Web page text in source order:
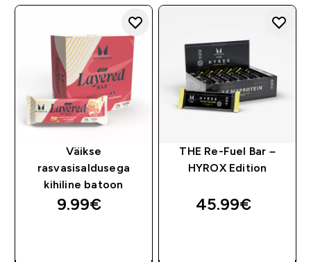
Väikse
rasvasisaldusega
kihiline batoon
9.99€‎
THE Re-Fuel Bar –
HYROX Edition
45.99€‎